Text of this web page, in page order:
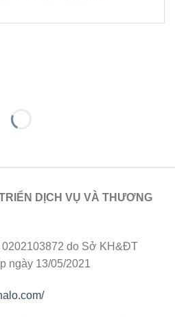
DỊCH VỤ VÀ THƯƠNG
0202103872 do Sở KH&ĐT
ngày 13/05/2021